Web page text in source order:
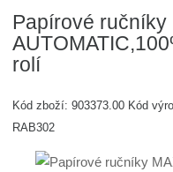
Papírové ručníky
rolí
Kód zboží:903373.00 Kód
RAB302